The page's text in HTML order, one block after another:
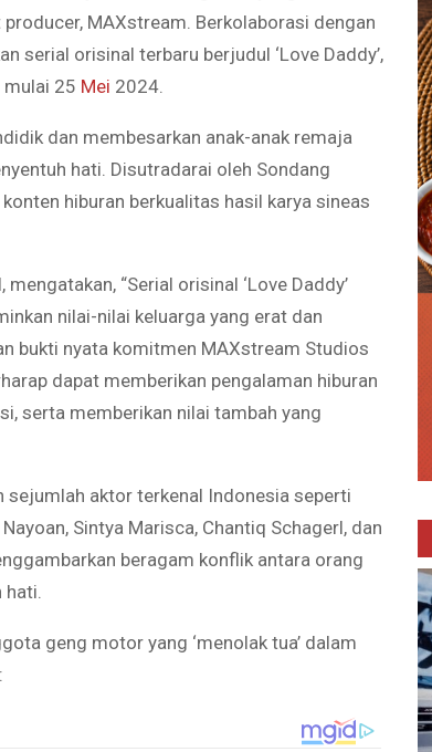
MAXstream. Berkolaborasi dengan
serial orisinal terbaru berjudul ‘Love Daddy’,
25 Mei 2024.
dan membesarkan anak-anak remaja
hati. Disutradarai oleh Sondang
hiburan berkualitas hasil karya sineas
“Serial orisinal ‘Love Daddy’
nilai-nilai keluarga yang erat dan
bukti nyata komitmen MAXstream Studios
dapat memberikan pengalaman hiburan
serta memberikan nilai tambah yang
aktor terkenal Indonesia seperti
Sintya Marisca, Chantiq Schagerl, dan
beragam konflik antara orang
geng motor yang ‘menolak tua’ dalam